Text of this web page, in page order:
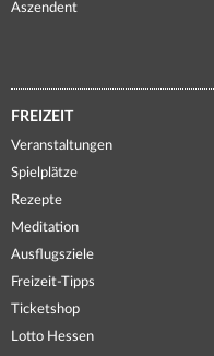
Aszendent
FREIZEIT
Veranstaltungen
Spielplätze
Rezepte
Meditation
Ausflugsziele
Freizeit-Tipps
Ticketshop
Lotto Hessen